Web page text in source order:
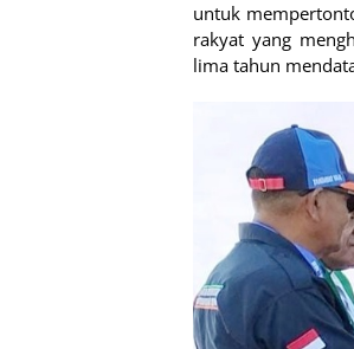
untuk
rakyat yang
lima tahun